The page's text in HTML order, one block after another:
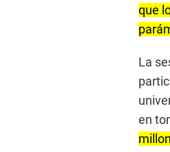
que
La
en